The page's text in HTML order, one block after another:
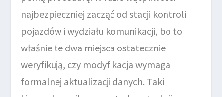
najbezpieczniej zacząć od stacji kontroli
pojazdów i wydziału komunikacji, bo to
właśnie te dwa miejsca ostatecznie
weryfikują, czy modyfikacja wymaga
formalnej aktualizacji danych. Taki